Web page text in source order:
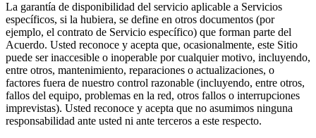
La garantía de disponibilidad del servicio aplicable a Servicios
específicos, si la hubiera, se define en otros documentos (por
ejemplo, el contrato de Servicio específico) que forman parte del
Acuerdo. Usted reconoce y acepta que, ocasionalmente, este Sitio
puede ser inaccesible o inoperable por cualquier motivo, incluyendo,
entre otros, mantenimiento, reparaciones o actualizaciones, o
factores fuera de nuestro control razonable (incluyendo, entre otros,
fallos del equipo, problemas en la red, otros fallos o interrupciones
imprevistas). Usted reconoce y acepta que no asumimos ninguna
responsabilidad ante usted ni ante terceros a este respecto.